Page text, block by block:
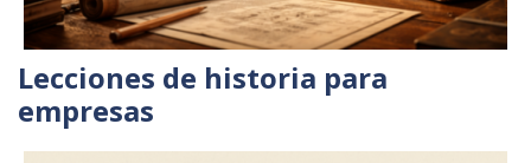
Lecciones de historia para
empresas